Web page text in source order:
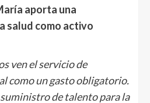
aporta una
salud como activo
ven el servicio de
como un gasto obligatorio.
de talento para la